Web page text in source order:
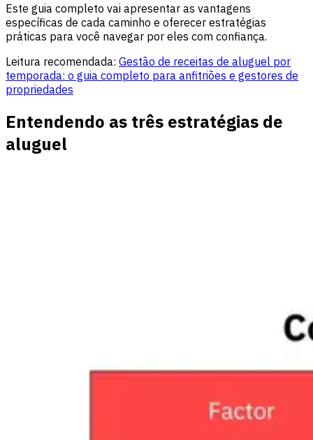
Este guia completo vai apresentar as vantagens
específicas de cada caminho e oferecer estratégias
práticas para você navegar por eles com confiança.
Leitura recomendada: Gestão de receitas de aluguel por
temporada: o guia completo para anfitriões e gestores de
propriedades
Entendendo as três estratégias de
aluguel